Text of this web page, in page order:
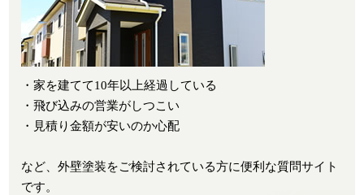
・家を建てて10年以上経過している
・飛び込みの営業がしつこい
・見積り金額が安いのか心配
など、外壁塗装をご検討されている方に便利な質問サイト
です。